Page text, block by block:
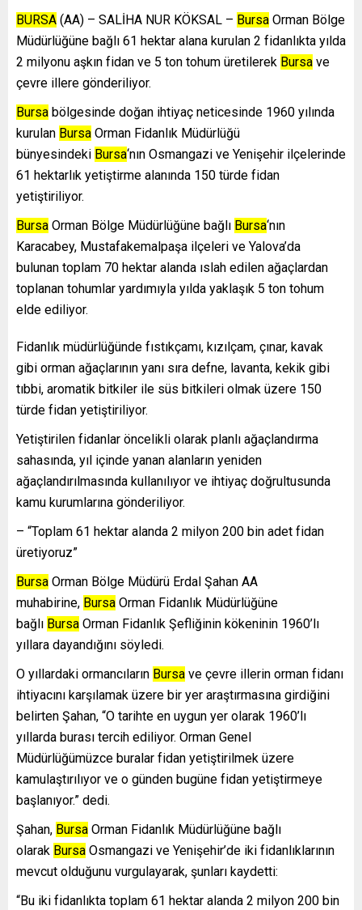
BURSA (AA) – SALİHA NUR KÖKSAL – Bursa Orman Bölge
Müdürlüğüne bağlı 61 hektar alana kurulan 2 fidanlıkta yılda
2 milyonu aşkın fidan ve 5 ton tohum üretilerek Bursa ve
çevre illere gönderiliyor.
Bursa bölgesinde doğan ihtiyaç neticesinde 1960 yılında
kurulan Bursa Orman Fidanlık Müdürlüğü
bünyesindeki Bursa‘nın Osmangazi ve Yenişehir ilçelerinde
61 hektarlık yetiştirme alanında 150 türde fidan
yetiştiriliyor.
Bursa Orman Bölge Müdürlüğüne bağlı Bursa‘nın
Karacabey, Mustafakemalpaşa ilçeleri ve Yalova’da
bulunan toplam 70 hektar alanda ıslah edilen ağaçlardan
toplanan tohumlar yardımıyla yılda yaklaşık 5 ton tohum
elde ediliyor.
Fidanlık müdürlüğünde fıstıkçamı, kızılçam, çınar, kavak
gibi orman ağaçlarının yanı sıra defne, lavanta, kekik gibi
tıbbi, aromatik bitkiler ile süs bitkileri olmak üzere 150
türde fidan yetiştiriliyor.
Yetiştirilen fidanlar öncelikli olarak planlı ağaçlandırma
sahasında, yıl içinde yanan alanların yeniden
ağaçlandırılmasında kullanılıyor ve ihtiyaç doğrultusunda
kamu kurumlarına gönderiliyor.
– “Toplam 61 hektar alanda 2 milyon 200 bin adet fidan
üretiyoruz”
Bursa Orman Bölge Müdürü Erdal Şahan AA
muhabirine, Bursa Orman Fidanlık Müdürlüğüne
bağlı Bursa Orman Fidanlık Şefliğinin kökeninin 1960’lı
yıllara dayandığını söyledi.
O yıllardaki ormancıların Bursa ve çevre illerin orman fidanı
ihtiyacını karşılamak üzere bir yer araştırmasına girdiğini
belirten Şahan, “O tarihte en uygun yer olarak 1960’lı
yıllarda burası tercih ediliyor. Orman Genel
Müdürlüğümüzce buralar fidan yetiştirilmek üzere
kamulaştırılıyor ve o günden bugüne fidan yetiştirmeye
başlanıyor.” dedi.
Şahan, Bursa Orman Fidanlık Müdürlüğüne bağlı
olarak Bursa Osmangazi ve Yenişehir’de iki fidanlıklarının
mevcut olduğunu vurgulayarak, şunları kaydetti:
“Bu iki fidanlıkta toplam 61 hektar alanda 2 milyon 200 bin